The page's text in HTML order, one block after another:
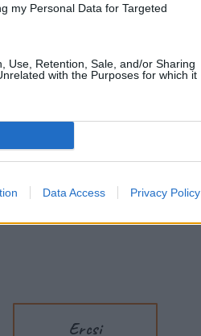
my Personal Data for Targeted
Use, Retention, Sale, and/or Sharing
with the Purposes for which it
Data Access Privacy Policy
Ercsi